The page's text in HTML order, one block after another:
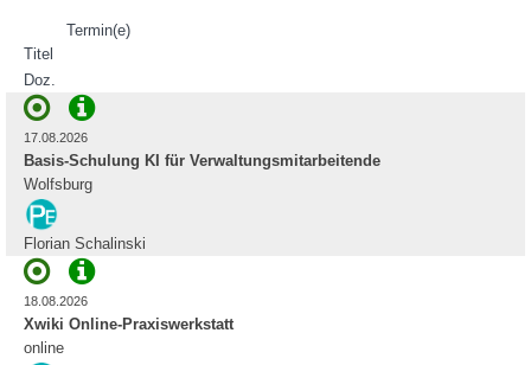
Termin(e)
Titel
Doz.
17.08.2026
Basis-Schulung KI für Verwaltungsmitarbeitende
Wolfsburg
Florian Schalinski
18.08.2026
Xwiki Online-Praxiswerkstatt
online